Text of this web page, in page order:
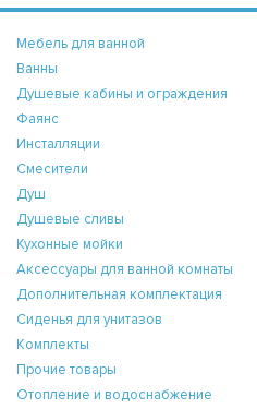
Мебель для ванной
Ванны
Душевые кабины и ограждения
Фаянс
Инсталляции
Смесители
Душ
Душевые сливы
Кухонные мойки
Аксессуары для ванной комнаты
Дополнительная комплектация
Сиденья для унитазов
Комплекты
Прочие товары
Отопление и водоснабжение